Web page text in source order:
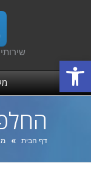
פתח סרגל נגישות
אתה כאן:
דף הבית